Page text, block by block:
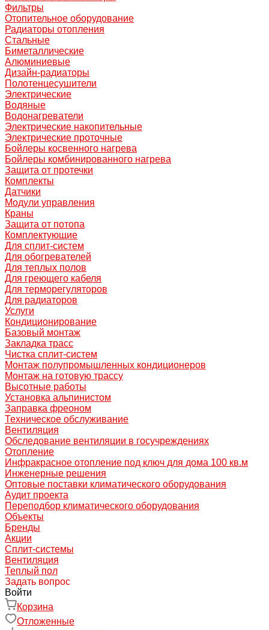
Фильтры
Отопительное оборудование
Радиаторы отопления
Стальные
Биметаллические
Алюминиевые
Дизайн-радиаторы
Полотенцесушители
Электрические
Водяные
Водонагреватели
Электрические накопительные
Электрические проточные
Бойлеры косвенного нагрева
Бойлеры комбинированного нагрева
Защита от протечки
Комплекты
Датчики
Модули управления
Краны
Защита от потопа
Комплектующие
Для сплит-систем
Для обогревателей
Для теплых полов
Для греющего кабеля
Для терморегуляторов
Для радиаторов
Услуги
Кондиционирование
Базовый монтаж
Закладка трасс
Чистка сплит-систем
Монтаж полупромышленных кондиционеров
Монтаж на готовую трассу
Высотные работы
Установка альпинистом
Заправка фреоном
Техническое обслуживание
Вентиляция
Обследование вентиляции в госучреждениях
Отопление
Инфракрасное отопление под ключ для дома 100 кв.м
Инженерные решения
Оптовые поставки климатического оборудования
Аудит проекта
Переподбор климатического оборудования
Объекты
Бренды
Акции
Сплит-системы
Вентиляция
Теплый пол
Задать вопрос
Войти
Корзина
Отложенные